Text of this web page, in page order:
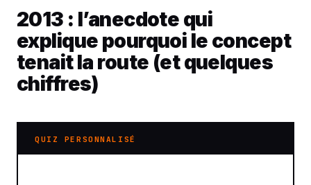
2013 : l’anecdote qui
explique pourquoi le concept
tenait la route (et quelques
chiffres)
QUIZ PERSONNALISÉ